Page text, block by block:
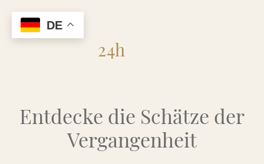
24h
Entdecke die Schätze der
Vergangenheit
DE